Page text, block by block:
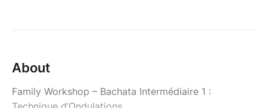
About
Family Workshop – Bachata Intermédiaire 1 :